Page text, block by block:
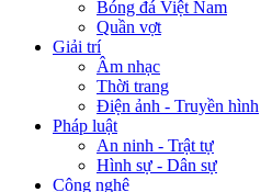
Bóng đá Việt Nam
Quần vợt
Giải trí
Âm nhạc
Thời trang
Điện ảnh - Truyền hình
Pháp luật
An ninh - Trật tự
Hình sự - Dân sự
Công nghệ